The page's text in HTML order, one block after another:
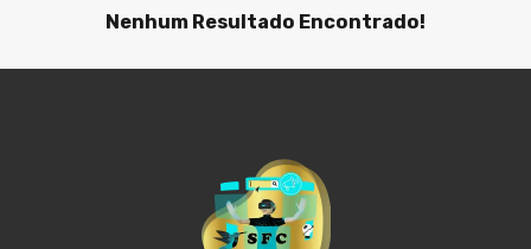
Nenhum Resultado Encontrado!